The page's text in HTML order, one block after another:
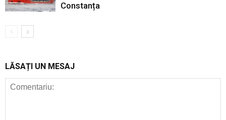
Constanța
LĂSAȚI UN MESAJ